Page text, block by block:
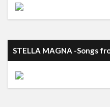
STELLA MAGNA -Songs